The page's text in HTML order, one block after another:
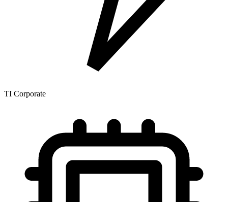
TI Corporate